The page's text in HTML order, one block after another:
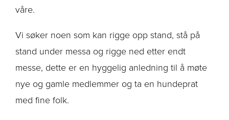
våre.
Vi søker noen som kan rigge opp stand, stå på
stand under messa og rigge ned etter endt
messe, dette er en hyggelig anledning til å møte
nye og gamle medlemmer og ta en hundeprat
med fine folk.